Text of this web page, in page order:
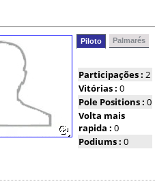
Piloto Palmarés
Participações : 2
Vitórias : 0
Pole Positions : 0
Volta mais
rapida : 0
Podiums : 0